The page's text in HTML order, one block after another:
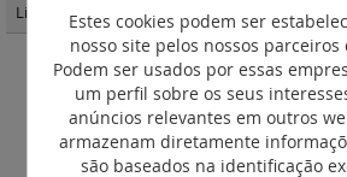
Valena In'Matic -
vídeo e
Light NowEstes cookies podem ser
nosso site pelos nossos
Podem ser usados por essas
um perfil sobre os seus
anúncios relevantes em outros
armazenam diretamente
são baseados na identificação